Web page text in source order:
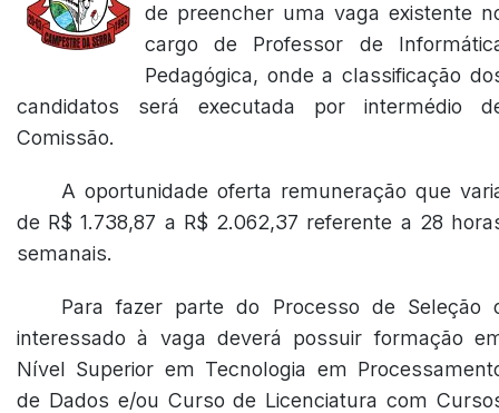
de preencher uma vaga existente
cargo de Professor de
Pedagógica, onde a classificação
candidatos será executada por intermédio
Comissão.
A oportunidade oferta remuneração que
de R$ 1.738,87 a R$ 2.062,37 referente a 28
semanais.
Para fazer parte do Processo de Seleção
interessado à vaga deverá possuir formação
Nível Superior em Tecnologia em
de Dados e/ou Curso de Licenciatura com